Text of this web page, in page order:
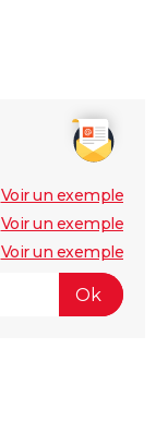
Voir un exemple
Voir un exemple
Voir un exemple